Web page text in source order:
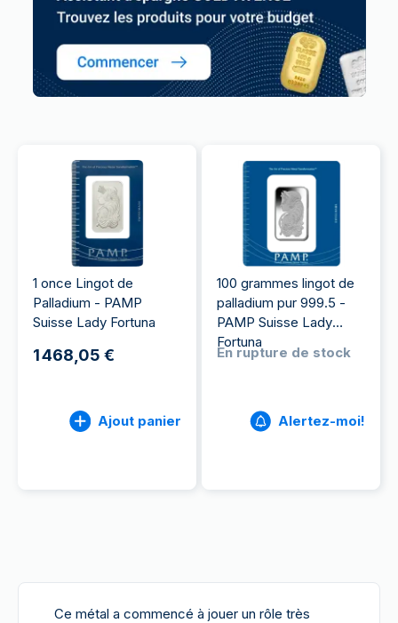
1 once Lingot de
Palladium - PAMP
Suisse Lady Fortuna
1 468,05 €
Ajout panier
100 grammes lingot de
palladium pur 999.5 -
PAMP Suisse Lady
Fortuna
En rupture de stock
Alertez-moi!
Ce métal a commencé à jouer un rôle très